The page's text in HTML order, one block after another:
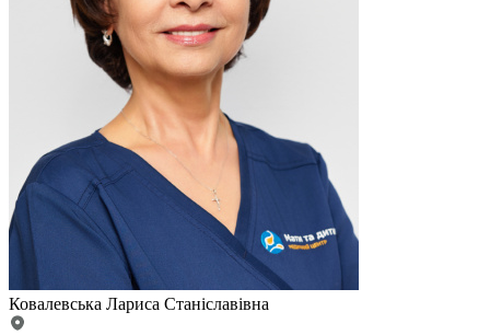
Ковалевська Лариса Станіславівна